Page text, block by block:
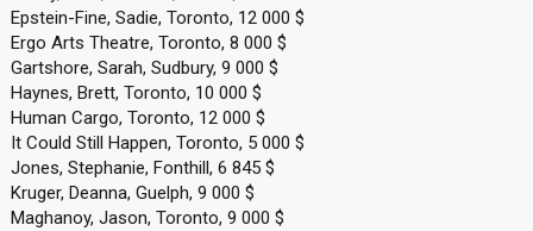
Epstein-Fine, Sadie, Toronto, 12 000 $
Ergo Arts Theatre, Toronto, 8 000 $
Gartshore, Sarah, Sudbury, 9 000 $
Haynes, Brett, Toronto, 10 000 $
Human Cargo, Toronto, 12 000 $
It Could Still Happen, Toronto, 5 000 $
Jones, Stephanie, Fonthill, 6 845 $
Kruger, Deanna, Guelph, 9 000 $
Maghanoy, Jason, Toronto, 9 000 $